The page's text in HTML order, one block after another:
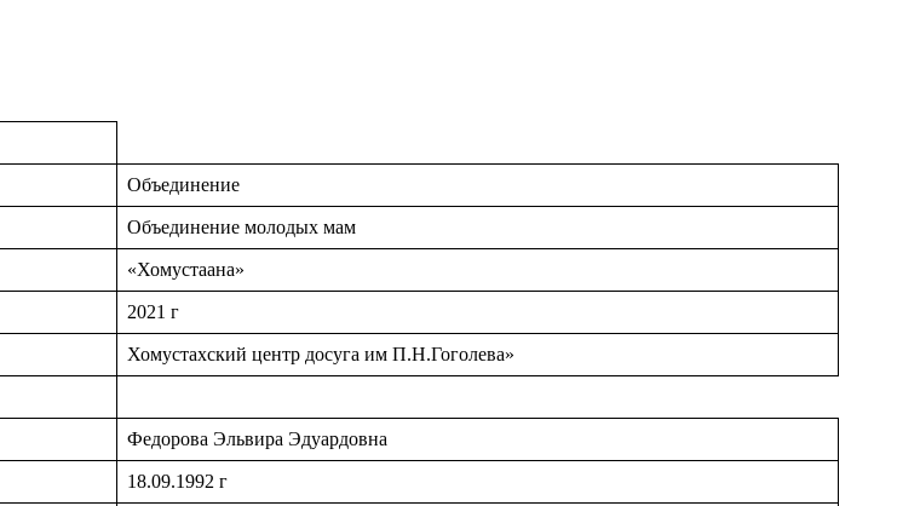
Объединение
Объединение молодых мам
«Хомустаана»
2021 г
Хомустахский центр досуга им П.Н.Гоголева»
Федорова Эльвира Эдуардовна
18.09.1992 г